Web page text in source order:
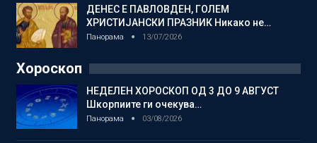
ДЕНЕС Е ПАВЛОВДЕН, ГОЛЕМ
ХРИСТИЈАНСКИ ПРАЗНИК Никако не…
Панорама 13/07/2026
Хороскоп
НЕДЕЛЕН ХОРОСКОП ОД 3 ДО 9 АВГУСТ
Шкорпиите ги очекува…
Панорама 03/08/2026